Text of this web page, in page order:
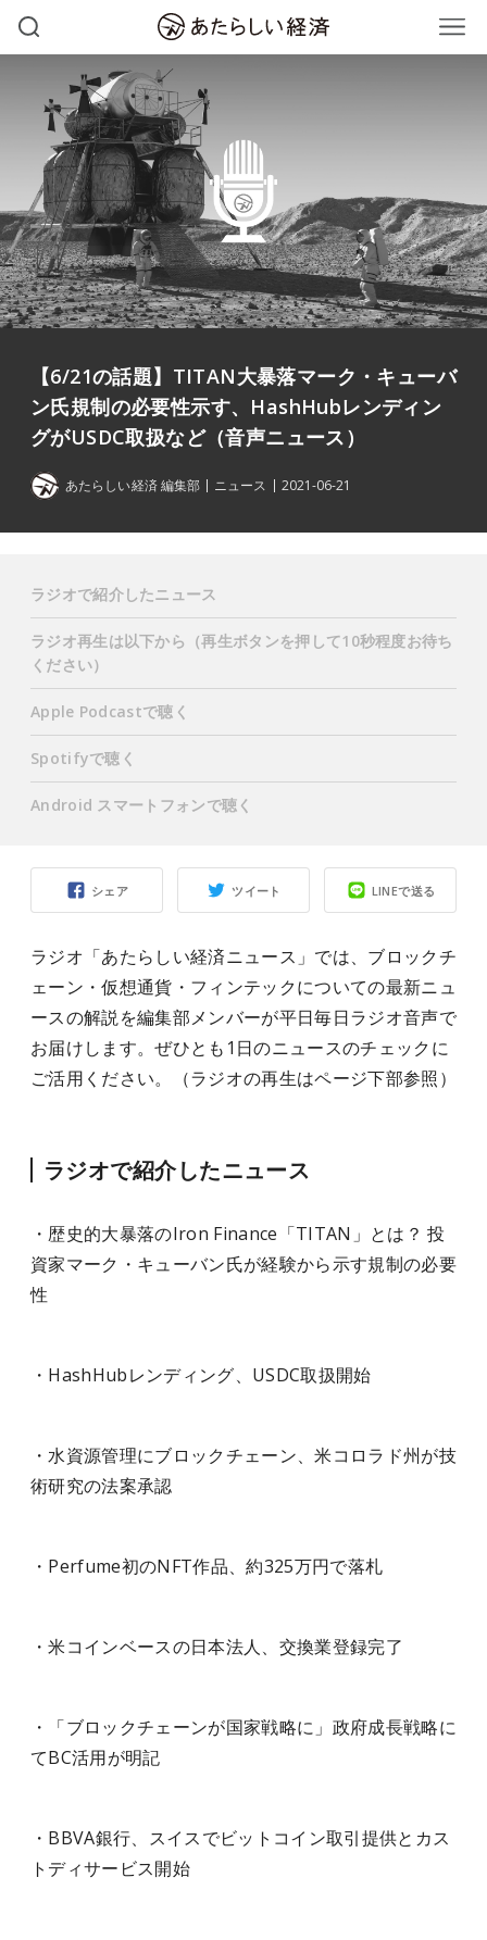
【6/21の話題】TITAN大暴落マーク・キューバ
ン氏規制の必要性示す、HashHubレンディン
グがUSDC取扱など（音声ニュース）
あたらしい経済 編集部 ニュース 2021-06-21
シェア ツイート LINEで送る
ラジオ「あたらしい経済ニュース」では、ブロックチ
ェーン・仮想通貨・フィンテックについての最新ニュ
ースの解説を編集部メンバーが平日毎日ラジオ音声で
お届けします。ぜひとも1日のニュースのチェックに
ご活用ください。（ラジオの再生はページ下部参照）
ラジオで紹介したニュース
・歴史的大暴落のIron Finance「TITAN」とは？ 投
資家マーク・キューバン氏が経験から示す規制の必要
性
・HashHubレンディング、USDC取扱開始
・水資源管理にブロックチェーン、米コロラド州が技
術研究の法案承認
・Perfume初のNFT作品、約325万円で落札
・米コインベースの日本法人、交換業登録完了
・「ブロックチェーンが国家戦略に」政府成長戦略に
てBC活用が明記
・BBVA銀行、スイスでビットコイン取引提供とカス
トディサービス開始
ラジオで紹介したニュース
ラジオ再生は以下から（再生ボタンを押して10秒程度お待ち
ください）
Apple Podcastで聴く
Spotifyで聴く
Android スマートフォンで聴く